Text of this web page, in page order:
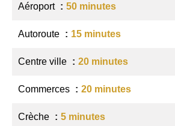
Aéroport 50 minutes
Autoroute 15 minutes
Centre ville 20 minutes
Commerces 20 minutes
Crèche 5 minutes